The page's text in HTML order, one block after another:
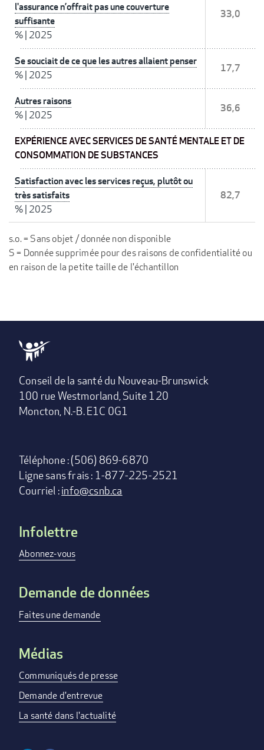
l'assurance n’offrait pas une couverture
suffisante
% 2025
33,0
Se souciait de ce que les autres allaient penser
% 2025
17,7
Autres raisons
% 2025
36,6
EXPÉRIENCE AVEC SERVICES DE SANTÉ MENTALE ET DE
CONSOMMATION DE SUBSTANCES
Satisfaction avec les services reçus, plutôt ou
très satisfaits
% 2025
82,7
s.o. = Sans objet / donnée non disponible
S = Donnée supprimée pour des raisons de confidentialité ou
en raison de la petite taille de l'échantillon
Conseil de la santé du Nouveau-Brunswick
100 rue Westmorland, Suite 120
Moncton, N.-B. E1C 0G1
Téléphone : (506) 869-6870
Ligne sans frais : 1-877-225-2521
Courriel :info@csnb.ca
Footer
menu
Infolettre
Abonnez-vous
Demande de données
Faites une demande
Médias
Communiqués de presse
Demande d'entrevue
La santé dans l'actualité